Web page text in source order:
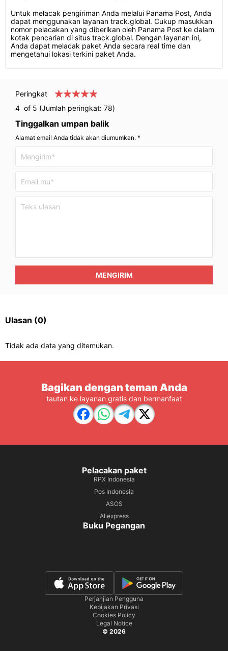
Untuk melacak pengiriman Anda melalui Panama Post, Anda
dapat menggunakan layanan track.global. Cukup masukkan
nomor pelacakan yang diberikan oleh Panama Post ke dalam
kotak pencarian di situs track.global. Dengan layanan ini,
Anda dapat melacak paket Anda secara real time dan
mengetahui lokasi terkini paket Anda.
Peringkat
4 of 5 (Jumlah peringkat: 78)
Tinggalkan umpan balik
Alamat email Anda tidak akan diumumkan. *
MENGIRIM
Ulasan (0)
Tidak ada data yang ditemukan.
Bagikan dengan teman Anda
tautan ke layanan gratis dan bermanfaat
Pelacakan paket
RPX Indonesia
Pos Indonesia
ASOS
Aliexpress
Buku Pegangan
Perjanjian Pengguna
Kebijakan Privasi
Cookies Policy
Legal Notice
© 2026